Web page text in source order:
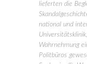
lieferten die
national und
Wahrnehmung
Politbüros